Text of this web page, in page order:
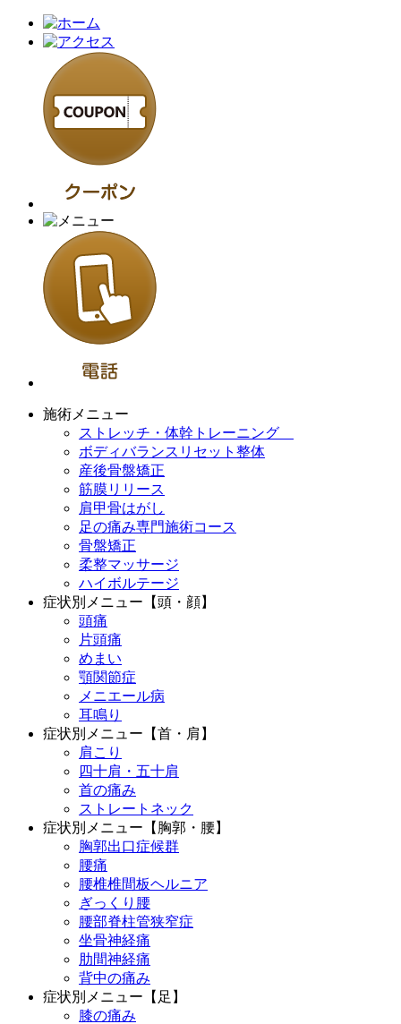
施術メニュー
ストレッチ・体幹トレーニング
ボディバランスリセット整体
産後骨盤矯正
筋膜リリース
肩甲骨はがし
足の痛み専門施術コース
骨盤矯正
柔整マッサージ
ハイボルテージ
症状別メニュー【頭・顔】
頭痛
片頭痛
めまい
顎関節症
メニエール病
耳鳴り
症状別メニュー【首・肩】
肩こり
四十肩・五十肩
首の痛み
ストレートネック
症状別メニュー【胸郭・腰】
胸郭出口症候群
腰痛
腰椎椎間板ヘルニア
ぎっくり腰
腰部脊柱管狭窄症
坐骨神経痛
肋間神経痛
背中の痛み
症状別メニュー【足】
膝の痛み